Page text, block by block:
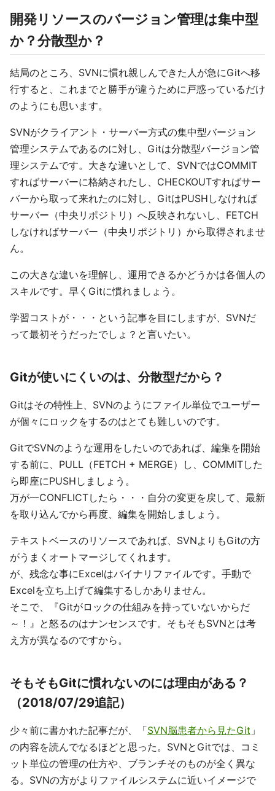
開発リソースのバージョン管理は集中型
か？分散型か？
結局のところ、SVNに慣れ親しんできた人が急にGitへ移
行すると、これまでと勝手が違うために戸惑っているだけ
のようにも思います。
SVNがクライアント・サーバー方式の集中型バージョン
管理システムであるのに対し、Gitは分散型バージョン管
理システムです。大きな違いとして、SVNではCOMMIT
すればサーバーに格納されたし、CHECKOUTすればサー
バーから取って来れたのに対し、GitはPUSHしなければ
サーバー（中央リポジトリ）へ反映されないし、FETCH
しなければサーバー（中央リポジトリ）から取得されませ
ん。
この大きな違いを理解し、運用できるかどうかは各個人の
スキルです。早くGitに慣れましょう。
学習コストが・・・という記事を目にしますが、SVNだ
って最初そうだったでしょ？と言いたい。
Gitが使いにくいのは、分散型だから？
Gitはその特性上、SVNのようにファイル単位でユーザー
が個々にロックをするのはとても難しいのです。
GitでSVNのような運用をしたいのであれば、編集を開始
する前に、PULL（FETCH + MERGE）し、COMMITした
ら即座にPUSHしましょう。
万が一CONFLICTしたら・・・自分の変更を戻して、最新
を取り込んでから再度、編集を開始しましょう。
テキストベースのリソースであれば、SVNよりもGitの方
がうまくオートマージしてくれます。
が、残念な事にExcelはバイナリファイルです。手動で
Excelを立ち上げて編集するしかありません。
そこで、『Gitがロックの仕組みを持っていないからだ
～！』と怒るのはナンセンスです。そもそもSVNとは考
え方が異なるのですから。
そもそもGitに慣れないのには理由がある？
（2018/07/29追記）
少々前に書かれた記事だが、「SVN脳患者から見たGit 」
の内容を読んでなるほどと思った。SVNとGitでは、コミ
ット単位の管理の仕方や、ブランチそのものが全く異な
る。SVNの方がよりファイルシステムに近いイメージで